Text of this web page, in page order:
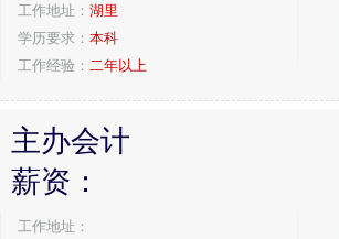
工作地址： 湖里
学历要求： 本科
工作经验： 二年以上
主办会计
薪资：
工作地址：